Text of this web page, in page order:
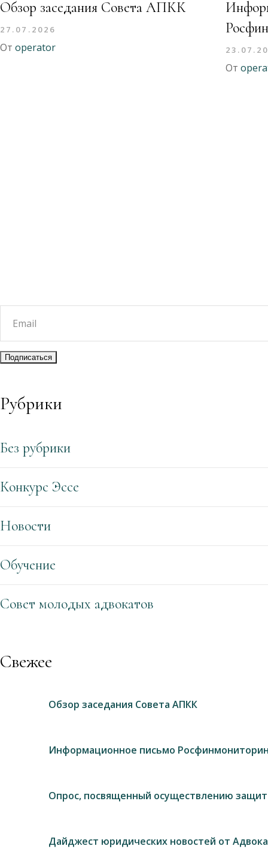
Обзор заседания Совета АПКК
27.07.2026
От operator
От
Рубрики
Без рубрики
Конкурс Эссе
Новости
Обучение
Совет молодых адвокатов
Свежее
Обзор заседания Совета АПКК
Информационное письмо
Опрос, посвященный осуществлению
Дайджест юридических новостей от